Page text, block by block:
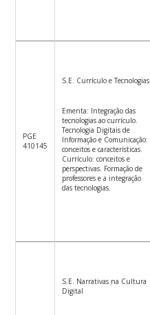
PGE
410145
S.E. Currículo e Tecnologias
Ementa: Integração das
tecnologias ao currículo.
Tecnologia Digitais de
Informação e Comunicação:
conceitos e características.
Currículo: conceitos e
perspectivas. Formação de
professores e a integração
das tecnologias.
S.E. Narrativas na Cultura
Digital